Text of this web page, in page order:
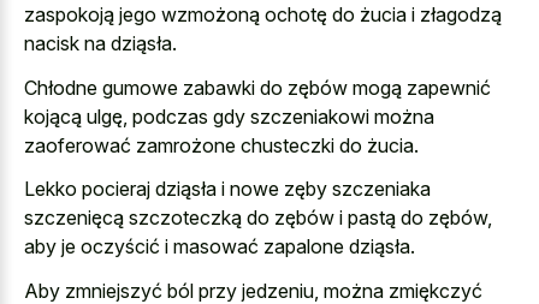
zaspokoją jego wzmożoną ochotę do żucia i złagodzą
nacisk na dziąsła.
Chłodne gumowe zabawki do zębów mogą zapewnić
kojącą ulgę, podczas gdy szczeniakowi można
zaoferować zamrożone chusteczki do żucia.
Lekko pocieraj dziąsła i nowe zęby szczeniaka
szczenięcą szczoteczką do zębów i pastą do zębów,
aby je oczyścić i masować zapalone dziąsła.
Aby zmniejszyć ból przy jedzeniu, można zmiękczyć